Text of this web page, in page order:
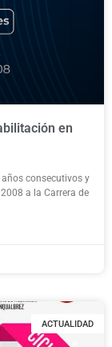
en
años consecutivos y
a la Carrera de
ACTUALIDAD